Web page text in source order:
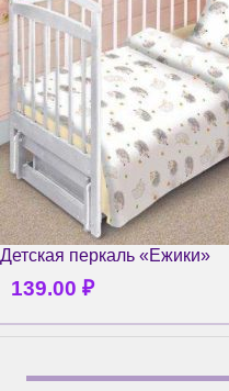
Детская перкаль «Ежики»
139.00 ₽